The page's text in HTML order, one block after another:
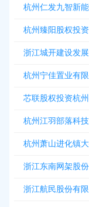
杭州仁发九智新
杭州臻阳股权投
浙江城开建设发
杭州宁佳置业有限
芯联股权投资杭
杭州江羽部落科
杭州萧山进化镇
浙江东南网架股
浙江航民股份有限